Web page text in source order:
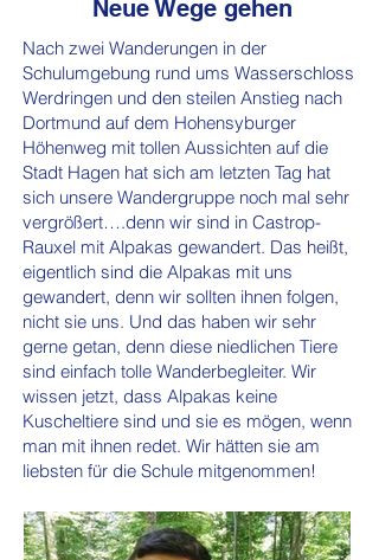
Neue Wege gehen
Nach zwei Wanderungen in der
Schulumgebung rund ums Wasserschloss
Werdringen und den steilen Anstieg nach
Dortmund auf dem Hohensyburger
Höhenweg mit tollen Aussichten auf die
Stadt Hagen hat sich am letzten Tag hat
sich unsere Wandergruppe noch mal sehr
vergrößert….denn wir sind in Castrop-
Rauxel mit Alpakas gewandert. Das heißt,
eigentlich sind die Alpakas mit uns
gewandert, denn wir sollten ihnen folgen,
nicht sie uns. Und das haben wir sehr
gerne getan, denn diese niedlichen Tiere
sind einfach tolle Wanderbegleiter. Wir
wissen jetzt, dass Alpakas keine
Kuscheltiere sind und sie es mögen, wenn
man mit ihnen redet. Wir hätten sie am
liebsten für die Schule mitgenommen!